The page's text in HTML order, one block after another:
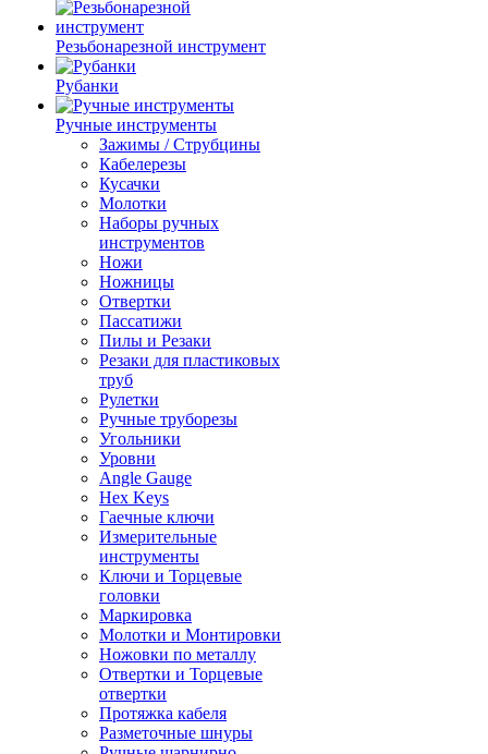
Резьбонарезной инструмент
Рубанки
Ручные инструменты
Зажимы / Струбцины
Кабелерезы
Кусачки
Молотки
Наборы ручных
инструментов
Ножи
Ножницы
Отвертки
Пассатижи
Пилы и Резаки
Резаки для пластиковых
труб
Рулетки
Ручные труборезы
Угольники
Уровни
Angle Gauge
Hex Keys
Гаечные ключи
Измерительные
инструменты
Ключи и Торцевые
головки
Маркировка
Молотки и Монтировки
Ножовки по металлу
Отвертки и Торцевые
отвертки
Протяжка кабеля
Разметочные шнуры